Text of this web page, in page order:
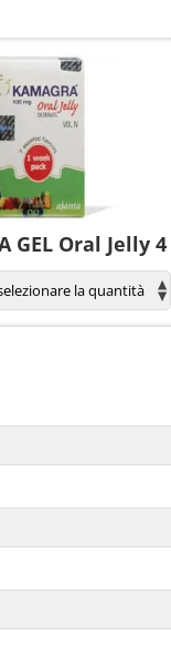
GEL Oral Jelly 4